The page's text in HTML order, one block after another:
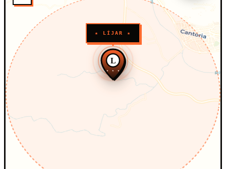
★ LÍJAR ★
L
★ ★ ★